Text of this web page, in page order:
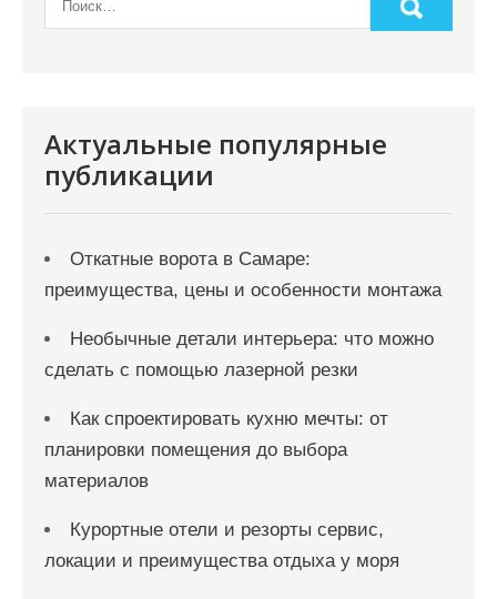
мАктуальные популярные
публикации
Откатные ворота в Самаре:
преимущества, цены и особенности монтажа
Необычные детали интерьера: что можно
сделать с помощью лазерной резки
Как спроектировать кухню мечты: от
планировки помещения до выбора
материалов
Курортные отели и резорты сервис,
локации и преимущества отдыха у моря